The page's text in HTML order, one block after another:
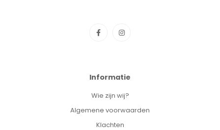
Informatie
Wie zijn wij?
Algemene voorwaarden
Klachten